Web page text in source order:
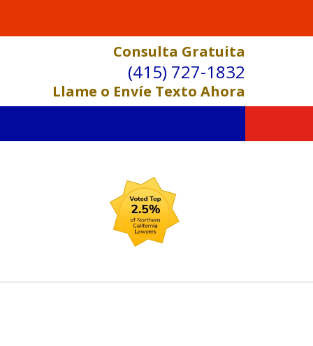
Consulta Gratuita
(415) 727-1832
Llame o Envíe Texto Ahora